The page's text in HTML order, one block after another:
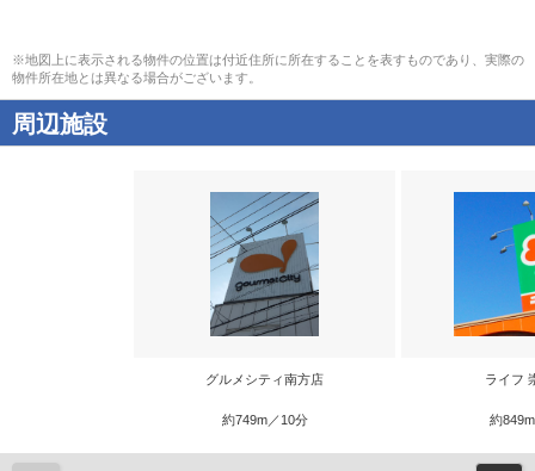
※地図上に表示される物件の位置は付近住所に所在することを表すものであり、実際の
物件所在地とは異なる場合がございます。
周辺施設
グルメシティ南方店
約749m／10分
ライフ
約